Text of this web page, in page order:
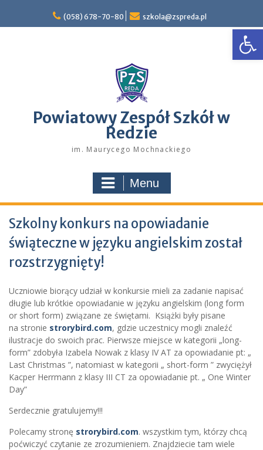
content
(058) 678-70-80 szkola@zspreda.pl
Powiatowy Zespół Szkół w
Redzie
im. Maurycego Mochnackiego
Menu
Szkolny konkurs na opowiadanie
świąteczne w języku angielskim został
rozstrzygnięty!
Uczniowie biorący udział w konkursie mieli za zadanie napisać
długie lub krótkie opowiadanie w języku angielskim (long form
or short form) związane ze świętami. Książki były pisane
na stronie strorybird.com, gdzie uczestnicy mogli znaleźć
ilustracje do swoich prac. Pierwsze miejsce w kategorii „long-
form” zdobyła Izabela Nowak z klasy IV AT za opowiadanie pt: „
Last Christmas ”, natomiast w kategorii „ short-form ” zwyciężył
Kacper Herrmann z klasy III CT za opowiadanie pt. „ One Winter
Day”
Serdecznie gratulujemy!!!
Polecamy stronę strorybird.com. wszystkim tym, którzy chcą
poćwiczyć czytanie ze zrozumieniem. Znajdziecie tam wiele